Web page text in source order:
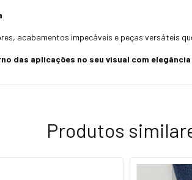
acabamentos impecáveis e peças versáteis
das aplicações no seu visual com
Produtos